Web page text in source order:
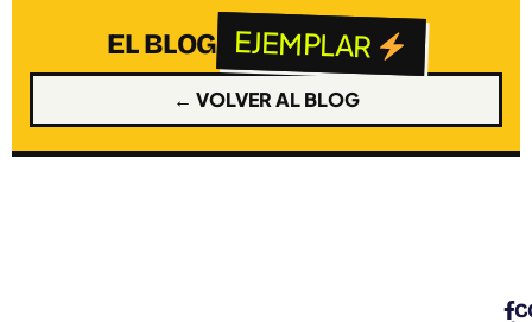
← VOLVER AL BLOG
EL BLOG EJEMPLAR